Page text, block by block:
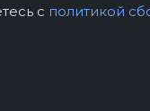
с политикой